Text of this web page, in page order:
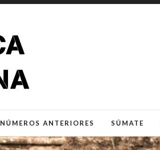
NÚMEROS ANTERIORES SÚMATE